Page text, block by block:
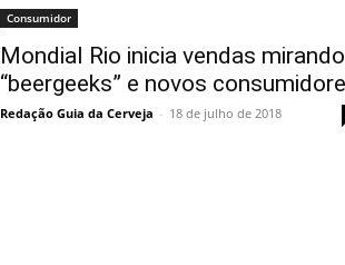
Consumidor
Mondial Rio inicia vendas mirando
“beergeeks” e novos
Redação Guia da Cerveja - 18 de julho de 2018